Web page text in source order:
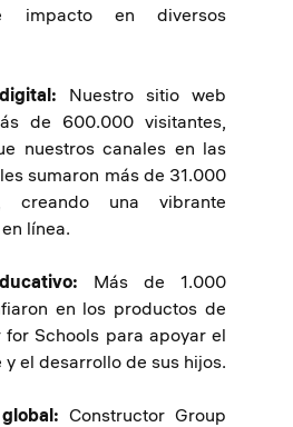
impacto en diversos
Nuestro sitio web
de 600.000 visitantes,
nuestros canales en las
sumaron más de 31.000
creando una vibrante
línea.
Más de 1.000
en los productos de
for Schools para apoyar el
el desarrollo de sus hijos.
Constructor Group